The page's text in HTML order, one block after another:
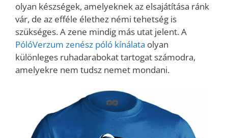
olyan készségek, amelyeknek az elsajátítása ránk
vár, de az efféle élethez némi tehetség is
szükséges. A zene mindig más utat jelent. A
PólóVerzum zenész póló kínálata olyan
különleges ruhadarabokat tartogat számodra,
amelyekre nem tudsz nemet mondani.